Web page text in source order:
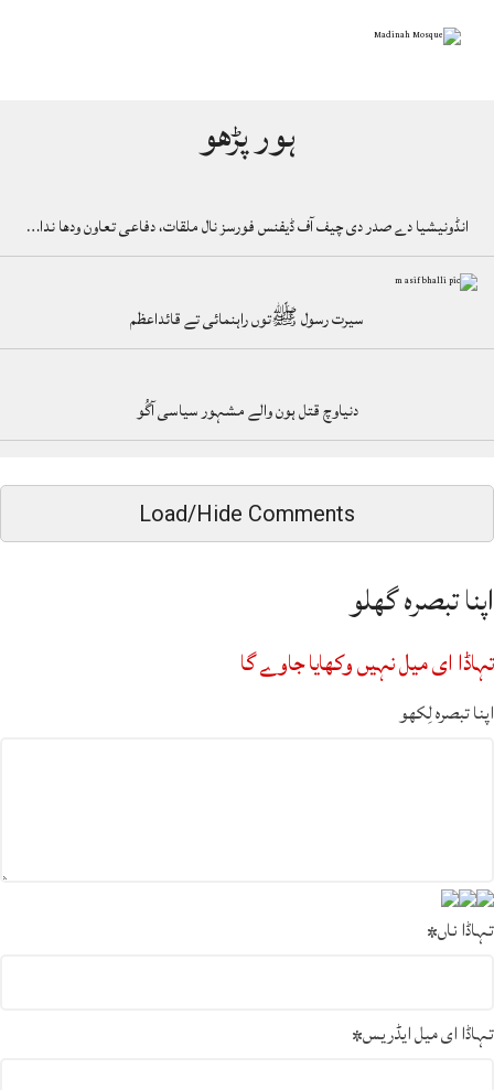
ہور پڑھو
انڈونیشیا دے صدر دی چیف آف ڈیفنس فورسز نال ملقات، دفاعی تعاون ودھا ندا…
سیرت رسول ﷺتوں راہنمائی تے قائداعظم
دنیاوچ قتل ہون والے مشہور سیاسی آگُو
Load/Hide Comments
اپنا تبصرہ گھلو
تہاڈا ای میل نہیں وکھایا جاوے گا
اپنا تبصرہ لِکھو
تہاڈا ناں*
تہاڈا ای میل ایڈریس*